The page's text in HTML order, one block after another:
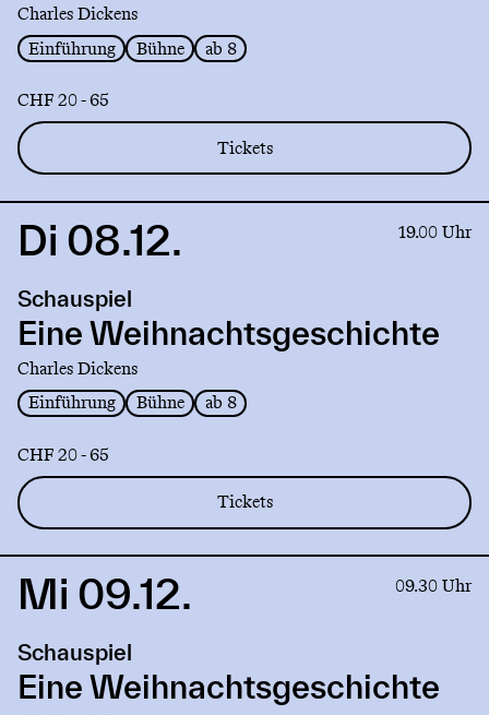
Charles Dickens
Einführung
Bühne ab 8
CHF 20 - 65
Tickets
Link
Eine
Weihnachtsgeschichte
Di 08.12. 19.00 Uhr
Schauspiel
Eine Weihnachtsgeschichte
Charles Dickens
Einführung
Bühne ab 8
CHF 20 - 65
Tickets
Link
Eine
Weihnachtsgeschichte
Mi 09.12. 09.30 Uhr
Schauspiel
Eine Weihnachtsgeschichte